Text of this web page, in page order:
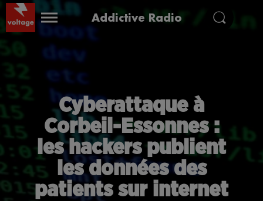
Addictive Radio
Cyberattaque à
Corbeil-Essonnes :
les hackers publient
les données des
patients sur internet